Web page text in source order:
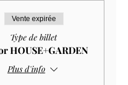
Vente expirée
Type de billet
HOUSE+GARDEN
Plus d'info